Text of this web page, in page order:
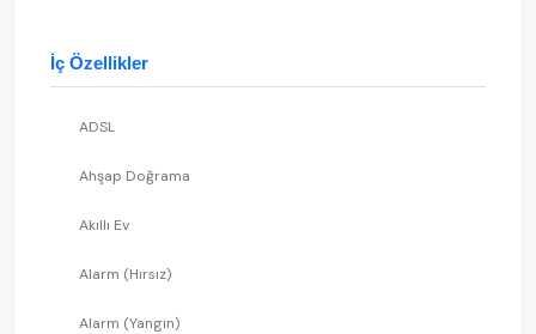
İç Özellikler
ADSL
Ahşap Doğrama
Akıllı Ev
Alarm (Hırsız)
Alarm (Yangın)